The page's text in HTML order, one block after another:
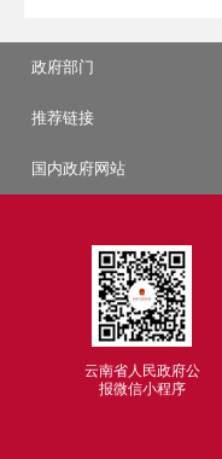
政府部门
推荐链接
国内政府网站
云南省人民政府公
报微信小程序